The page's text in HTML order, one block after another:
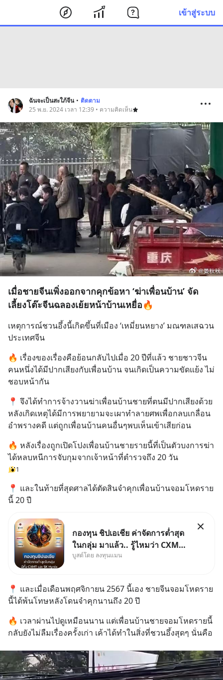
เข้าสู่ระบบ
ฉันจะเป็นสะใภ้จีน • ติดตาม
25 พ.ย. 2024 เวลา 12:39 • ความคิดเห็น
เมื่อชายจีนเพิ่งออกจากคุกข้อหา ‘ฆ่าเพื่อนบ้าน’ จัด
เลี้ยงโต๊ะจีนฉลองเย้ยหน้าบ้านเหยื่อ🔥
เหตุการณ์ชวนอึ้งนี้เกิดขึ้นที่เมือง ‘เหมี่ยนหยาง’ มณฑลเสฉวน
ประเทศจีน
🔥 เรื่องของเรื่องคือย้อนกลับไปเมื่อ 20 ปีที่แล้ว ชายชาวจีน
คนหนึ่งได้มีปากเสียงกับเพื่อนบ้าน จนเกิดเป็นความขัดแย้ง ไม่
ชอบหน้ากัน
📍 จึงได้ทำการจ้างวานฆ่าเพื่อนบ้านชายที่ตนมีปากเสียงด้วย
หลังเกิดเหตุได้มีการพยายามจะเผาทำลายศพเพื่อกลบเกลื่อน
อำพรางคดี แต่ถูกเพื่อนบ้านคนอื่นๆพบเห็นเข้าเสียก่อน
🔥 หลังเรื่องถูกเปิดโปงเพื่อนบ้านชายรายนี้ที่เป็นตัวบงการฆ่า
ได้หลบหนีการจับกุมจากเจ้าหน้าที่ตำรวจถึง 20 วัน
1
📍 และในท้ายที่สุดศาลได้ตัดสินจำคุกเพื่อนบ้านจอมโหดราย
นี้ 20 ปี
กองทุน ชิปเอเชีย ค่าจัดการต่ำสุด
ในกลุ่ม มาแล้ว.. รู้ไหมว่า CXMT
อยู่ดี ๆ ขึ้นมาเป็นบริษัทอันดับ 1 ใน
เดียวกัน TSMC เป็นบริษัทอันดับ 1
ในไต้หวันมานานแล้ว
บูสต์โดย ลงทุนแมน
📍 และเมื่อเดือนพฤศจิกายน 2567 นี้เอง ชายจีนจอมโหดราย
นี้ได้พ้นโทษหลังโดนจำคุกนานถึง 20 ปึ
🔥 เวลาผ่านไปดูเหมือนนาน แต่เพื่อนบ้านชายจอมโหดรายนี้
กลับยังไม่ลืมเรื่องครั้งเก่า เค้าได้ทำในสิ่งที่ชวนอึ้งสุดๆ นั่นคือ